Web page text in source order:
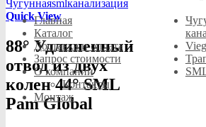
781₽
на
странице
товара.
на
странице
товара.
Quick View
88° Удлиненный
отвод из двух
колен 44° SML
Pam Global
Главная
Каталог
Доставка и оплата
Запрос стоимости
О компании
Контакты
Монтаж